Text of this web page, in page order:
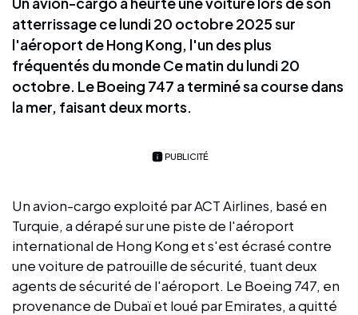
atterrissage ce lundi 20 octobre 2025 sur
l'aéroport de Hong Kong, l'un des plus
fréquentés du monde Ce matin du lundi 20
octobre. Le Boeing 747 a terminé sa course dans
la mer, faisant deux morts.
PUBLICITÉ
Un avion-cargo exploité par ACT Airlines, basé en
Turquie, a dérapé sur une piste de l'aéroport
international de Hong Kong et s'est écrasé contre
une voiture de patrouille de sécurité, tuant deux
agents de sécurité de l'aéroport. Le Boeing 747, en
provenance de Dubaï et loué par Emirates, a quitté